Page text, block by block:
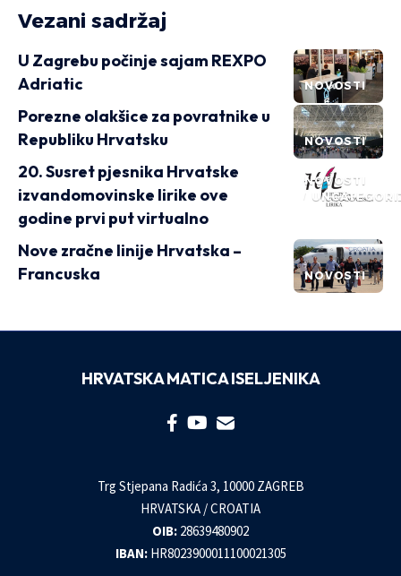
Vezani sadržaj
NOVOSTI
U Zagrebu počinje sajam REXPO
Adriatic
NOVOSTI
Porezne olakšice za povratnike u
Republiku Hrvatsku
NOVOSTI
20. Susret pjesnika Hrvatske
izvandomovinske lirike ove
godine prvi put virtualno
NOVOSTI
Nove zračne linije Hrvatska –
Francuska
HRVATSKA MATICA ISELJENIKA
Trg Stjepana Radića 3, 10000 ZAGREB
HRVATSKA / CROATIA
OIB: 28639480902
IBAN: HR8023900011100021305